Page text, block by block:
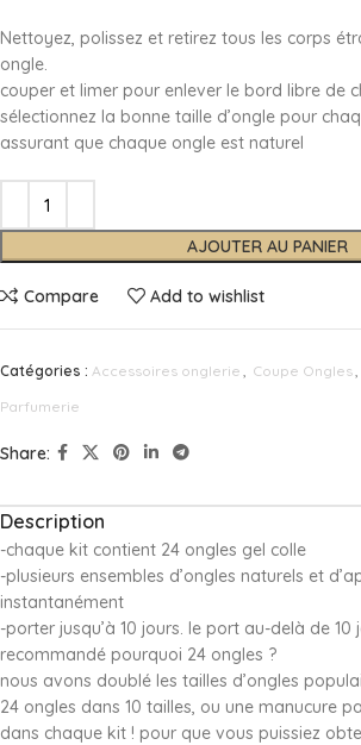
Nettoyez, polissez et retirez tous les corps
ongle.
couper et limer pour enlever le bord libre de
sélectionnez la bonne taille d’ongle pour
assurant que chaque ongle est naturel
AJOUTER AU PANIER
Compare Add to wishlist
Catégories : Accessoires onglerie , Coupe Ongles,
Parfumerie
Share:
Description
-chaque kit contient 24 ongles gel colle
-plusieurs ensembles d’ongles naturels et
instantanément
-porter jusqu’à 10 jours. le port au-delà de 10
recommandé pourquoi 24 ongles ?
nous avons doublé les tailles d’ongles
24 ongles dans 10 tailles, ou une manucure
dans chaque kit ! pour que vous puissiez